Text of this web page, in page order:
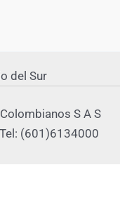
del Sur
S A S
(601)6134000